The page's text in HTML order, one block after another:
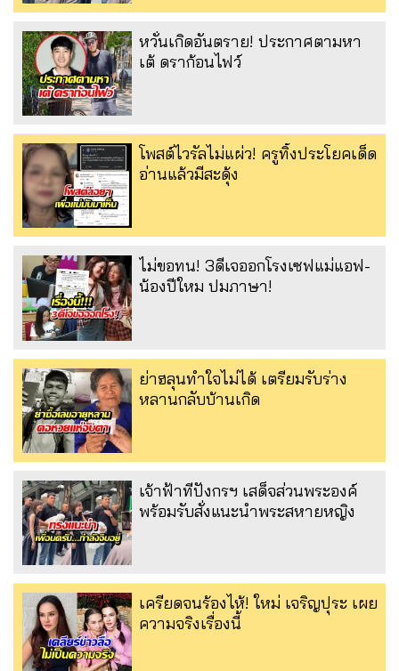
หวั่นเกิดอันตราย! ประกาศตามหา
เต้ ดราก้อนไฟว์
โพสต์ไวรัลไม่แผ่ว! ครูทิ้งประโยคเด็ด
อ่านแล้วมีสะดุ้ง
ไม่ขอทน! 3ดีเจออกโรงเซฟแม่แอฟ-
น้องปีใหม ปมภาษา!
ย่าฮลุนทำใจไม่ได้ เตรียมรับร่าง
หลานกลับบ้านเกิด
เจ้าฟ้าทีปังกรฯ เสด็จส่วนพระองค์
พร้อมรับสั่งแนะนำพระสหายหญิง
เครียดจนร้องไห้! ใหม่ เจริญปุระ เผย
ความจริงเรื่องนี้